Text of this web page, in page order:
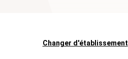
Changer d'établissement